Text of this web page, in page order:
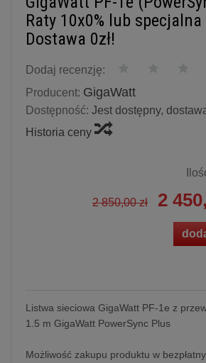
Raty 10x0% lub
Dostawa 0zł!
Dodaj recenzję:
Producent: GigaWatt
Dostępność: Jest dostępny,
Historia ceny
2 850,00 zł 2
Listwa sieciowa GigaWatt PF-1e z
1.5 m GigaWatt PowerSync Plus
Możliwość zakupu produktu w